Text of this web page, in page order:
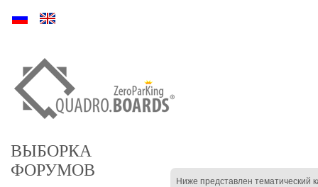
Ру En
ВЫБОРКА
ФОРУМОВ
Ниже представлен тематический